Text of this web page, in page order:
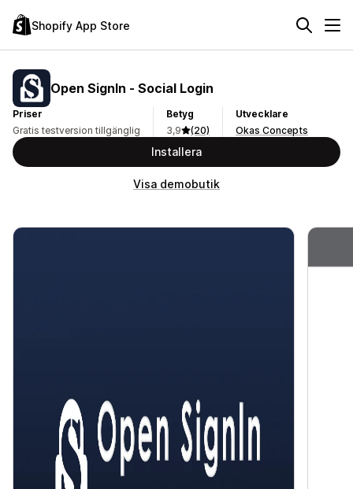
Shopify App Store
Open SignIn ‑ Social Login
Priser
Gratis testversion tillgänglig
Betyg
3,9
(20)
Utvecklare
Okas Concepts
Installera
Visa demobutik